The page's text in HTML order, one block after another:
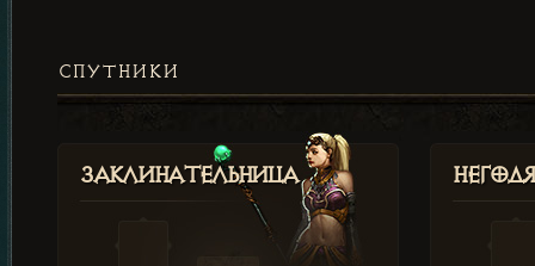
СПУТНИКИ
Заклинательница